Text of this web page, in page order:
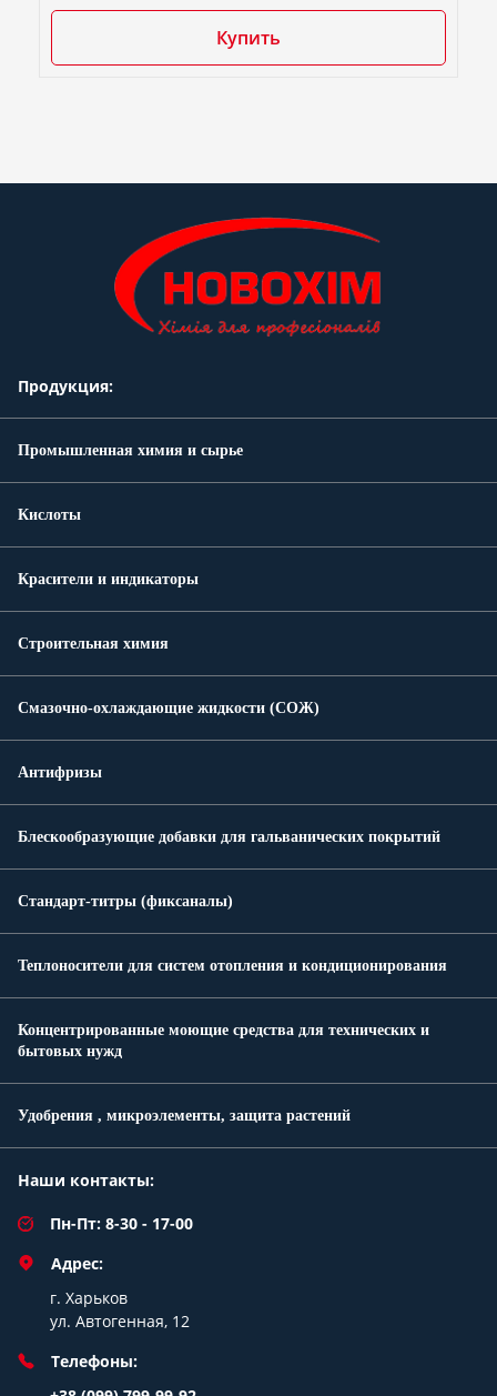
Купить
Продукция:
Промышленная химия и сырье
Кислоты
Красители и индикаторы
Строительная химия
Смазочно-охлаждающие жидкости (СОЖ)
Антифризы
Блескообразующие добавки для гальванических покрытий
Стандарт-титры (фиксаналы)
Теплоносители для систем отопления и кондиционирования
Концентрированные моющие средства для технических и
бытовых нужд
Удобрения , микроэлементы, защита растений
Наши контакты:
Пн-Пт: 8-30 - 17-00
Адрес:
г. Харьков
ул. Автогенная, 12
Телефоны: